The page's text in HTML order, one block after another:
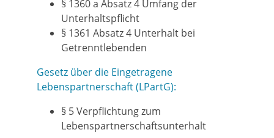
§ 1360 a Absatz 4 Umfang der
Unterhaltspflicht
§ 1361 Absatz 4 Unterhalt bei
Getrenntlebenden
Gesetz über die Eingetragene
Lebenspartnerschaft (LPartG):
§ 5 Verpflichtung zum
Lebenspartnerschaftsunterhalt